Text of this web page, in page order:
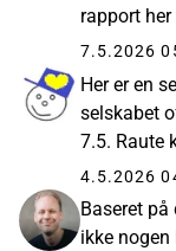
rapport
7.5.2026
Her er en
selskabet
7.5. Raute
4.5.2026
Baseret
ikke